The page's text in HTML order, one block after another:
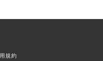
規約